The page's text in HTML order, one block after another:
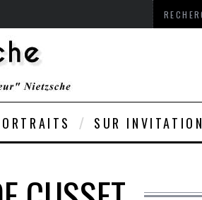
SUR INVITATION